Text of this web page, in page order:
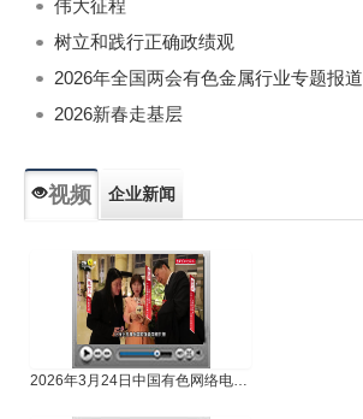
伟大征程
树立和践行正确政绩观
2026年全国两会有色金属行业专题报道
2026新春走基层
视频 企业新闻
2026年3月24日中国有色网络电视新闻